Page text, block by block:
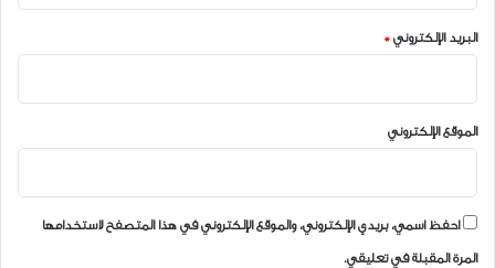
البريد الإلكتروني *
الموقع الإلكتروني
احفظ اسمي، بريدي الإلكتروني، والموقع الإلكتروني في هذا المتصفح لاستخدامها
المرة المقبلة في تعليقي.